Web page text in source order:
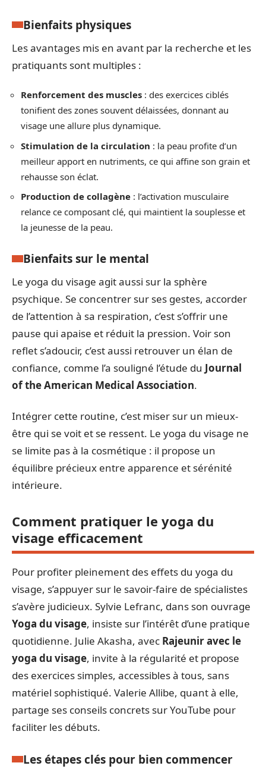
Bienfaits physiques
Les avantages mis en avant par la recherche et les
pratiquants sont multiples :
Renforcement des muscles : des exercices ciblés
tonifient des zones souvent délaissées, donnant au
visage une allure plus dynamique.
Stimulation de la circulation : la peau profite d’un
meilleur apport en nutriments, ce qui affine son grain et
rehausse son éclat.
Production de collagène : l’activation musculaire
relance ce composant clé, qui maintient la souplesse et
la jeunesse de la peau.
Bienfaits sur le mental
Le yoga du visage agit aussi sur la sphère
psychique. Se concentrer sur ses gestes, accorder
de l’attention à sa respiration, c’est s’offrir une
pause qui apaise et réduit la pression. Voir son
reflet s’adoucir, c’est aussi retrouver un élan de
confiance, comme l’a souligné l’étude du Journal
of the American Medical Association.
Intégrer cette routine, c’est miser sur un mieux-
être qui se voit et se ressent. Le yoga du visage ne
se limite pas à la cosmétique : il propose un
équilibre précieux entre apparence et sérénité
intérieure.
Comment pratiquer le yoga du
visage efficacement
Pour profiter pleinement des effets du yoga du
visage, s’appuyer sur le savoir-faire de spécialistes
s’avère judicieux. Sylvie Lefranc, dans son ouvrage
Yoga du visage, insiste sur l’intérêt d’une pratique
quotidienne. Julie Akasha, avec Rajeunir avec le
yoga du visage, invite à la régularité et propose
des exercices simples, accessibles à tous, sans
matériel sophistiqué. Valerie Allibe, quant à elle,
partage ses conseils concrets sur YouTube pour
faciliter les débuts.
Les étapes clés pour bien commencer